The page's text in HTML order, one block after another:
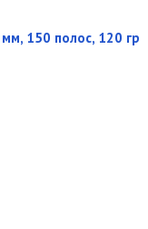
150 полос, 120 гр